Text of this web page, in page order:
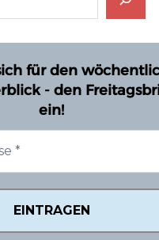
für den
- den
ein!